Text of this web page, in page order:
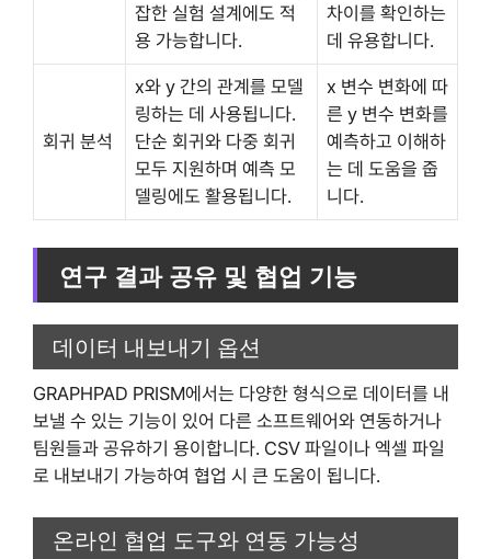
잡한 실험 설계에도 적
용 가능합니다.
차이를 확인하는
데 유용합니다.
회귀 분석
x와 y 간의 관계를 모델
링하는 데 사용됩니다.
단순 회귀와 다중 회귀
모두 지원하며 예측 모
델링에도 활용됩니다.
x 변수 변화에 따
른 y 변수 변화를
예측하고 이해하
는 데 도움을 줍
니다.
연구 결과 공유 및 협업 기능
데이터 내보내기 옵션
GRAPHPAD PRISM에서는 다양한 형식으로 데이터를 내
보낼 수 있는 기능이 있어 다른 소프트웨어와 연동하거나
팀원들과 공유하기 용이합니다. CSV 파일이나 엑셀 파일
로 내보내기 가능하여 협업 시 큰 도움이 됩니다.
온라인 협업 도구와 연동 가능성